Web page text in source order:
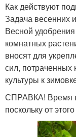
Как действуют
Задача весенних
Весной
комнатных
вносят для
сил, потраченных
культуры к
СПРАВКА! Время
поскольку от